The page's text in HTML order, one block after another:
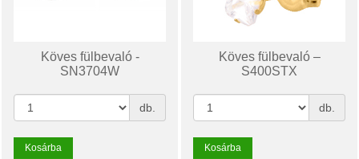
Köves fülbevaló -
SN3704W
db.
Kosárba
Köves fülbevaló –
S400STX
db.
Kosárba